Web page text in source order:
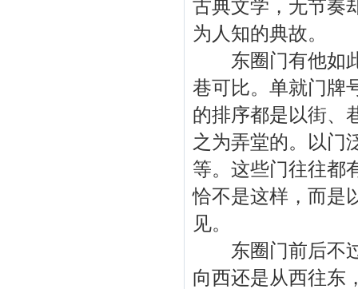
古典文学，无节奏
为人知的典故。
东圈门有他如此
巷可比。单就门牌
的排序都是以街、
之为弄堂的。以门
等。这些门往往都
恰不是这样，而是
见。
东圈门前后不过
向西还是从西往东